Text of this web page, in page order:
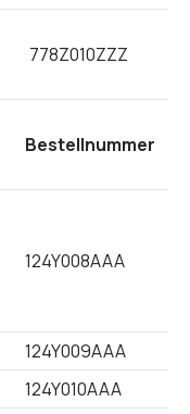
778Z010ZZZ
Bestellnummer
124Y008AAA
124Y009AAA
124Y010AAA